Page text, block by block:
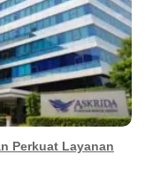
Perkuat Layanan